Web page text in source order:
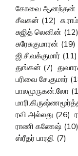
கோவை ஆனந்தன்
சீவகன் (12)
சுஜித் லெனின் (12)
சுரேசுகுமாரன் (19)
ஜி.சிவக்குமார் (11)
துங்கன் (7)
பரிவை சே.குமார்
பாலமுருகன்.லோ
ரவி அல்லது (26)
ராணி கணேஷ் (10)
ஸ்ரீதர் பாரதி (7)